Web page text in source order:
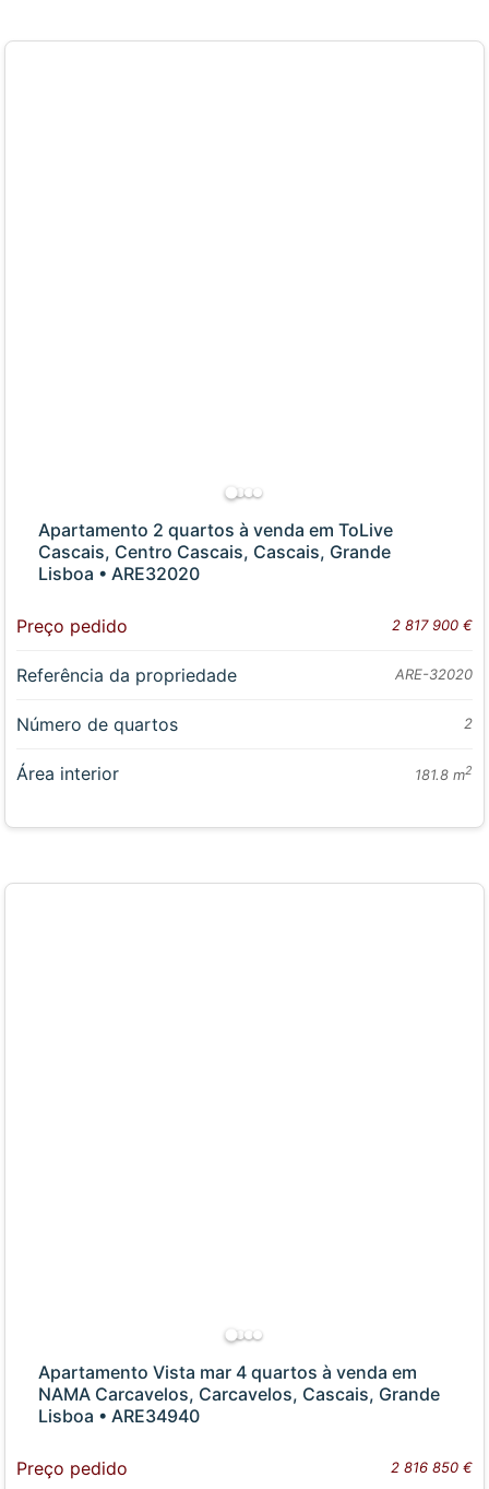
Apartamento 2 quartos à venda em ToLive
Cascais, Centro Cascais, Cascais, Grande
Lisboa • ARE32020
Preço pedido 2 817 900 €
Referência da propriedade ARE-32020
Número de quartos 2
Área interior 181.8 m2
Apartamento Vista mar 4 quartos à venda em
NAMA Carcavelos, Carcavelos, Cascais, Grande
Lisboa • ARE34940
Preço pedido 2 816 850 €